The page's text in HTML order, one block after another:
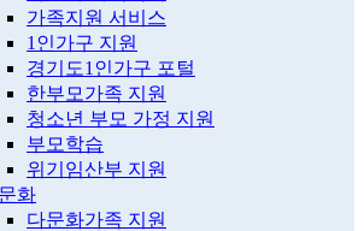
가족지원 서비스
1인가구 지원
경기도1인가구 포털
한부모가족 지원
청소년 부모 가정 지원
부모학습
위기임산부 지원
화
다문화가족 지원